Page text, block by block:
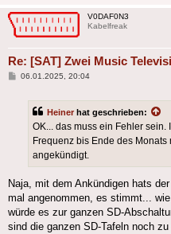
V0DAF0N3
Kabelfreak
Re: [SAT] Zwei Music
Beitrag
06.01.2025, 20:04
Heiner hat geschrieben:
OK... das muss ein Fehler
Frequenz bis Ende des
angekündigt.
Naja, mit dem Ankündigen hats
mal angenommen, es stimmt...
würde es zur ganzen SD-
sind die ganzen SD-Tafeln noch